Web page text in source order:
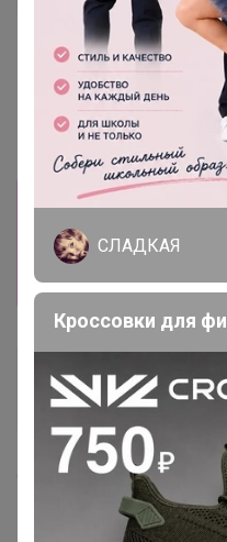
Крахмал кукурузный Амилко
Информация
Артемида
Бронзовый
9 сентября, 2021 16:30
СЛАДКАЯ
Кроссовки для